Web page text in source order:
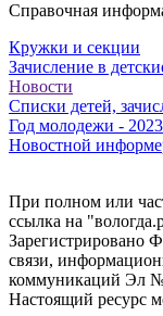
Справочная
Кружки и секции
Зачисление в
Новости
Списки детей,
Год молодежи - 2023
Новостной
При полном или
ссылка на
Зарегистрировано
связи,
коммуникаций Эл №
Настоящий ресурс